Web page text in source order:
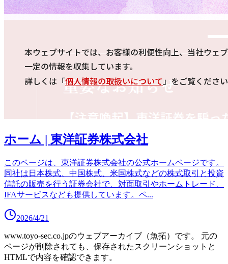
ホーム | 東洋証券株式会社
このページは、東洋証券株式会社の公式ホームページです。
同社は日本株式、中国株式、米国株式などの株式取引と投資
信託の販売を行う証券会社で、対面取引やホームトレード、
IFAサービスなども提供しています。ペ...
2026/4/21
www.toyo-sec.co.jpのウェブアーカイブ（魚拓）です。
元の
ページが削除されても、保存されたスクリーンショットと
HTMLで内容を確認できます。